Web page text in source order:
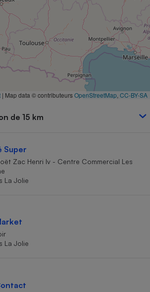
| Map data © contributeursOpenStreetMap CC-BY-SA
de 15 km
Super
Zac Henri Iv - Centre Commercial Les
La Jolie
La Jolie
Complément
alimentaire
Assurance emprunteur
Banque
Petit électroménager -
Matelas
Mutuelle